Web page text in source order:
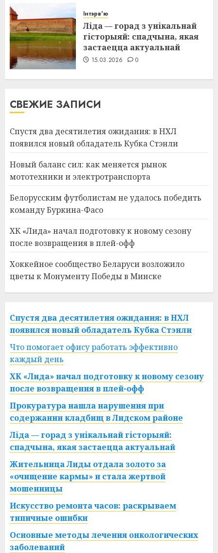
Інтэрв'ю
Ліда — горад з унікальнай
гісторыяй: спадчына, якая
застаецца актуальнай
15.03.2026 0
СВЕЖИЕ ЗАПИСИ
Спустя два десятилетия ожидания: в НХЛ
появился новый обладатель Кубка Стэнли
Новый баланс сил: как меняется рынок
мототехники и электротранспорта
Белорусским футболистам не удалось победить
команду Буркина-Фасо
ХК «Лида» начал подготовку к новому сезону
после возвращения в плей-офф
Хоккейное сообщество Беларуси возложило
цветы к Монументу Победы в Минске
Спустя два десятилетия ожидания: в НХЛ
появился новый обладатель Кубка Стэнли
Что помогает офису работать эффективно
каждый день
ХК «Лида» начал подготовку к новому сезону
после возвращения в плей-офф
Прокуратура нашла нарушения при
содержании кладбищ в Лидском районе
Ліда — горад з унікальнай гісторыяй:
спадчына, якая застаецца актуальнай
Жительница Лиды отдала золото за
«очищение кармы» и стала жертвой
мошенницы
Искусство ремонта часов: раскрываем
типичные ошибки
Основные методы лечения онкологических
заболеваний